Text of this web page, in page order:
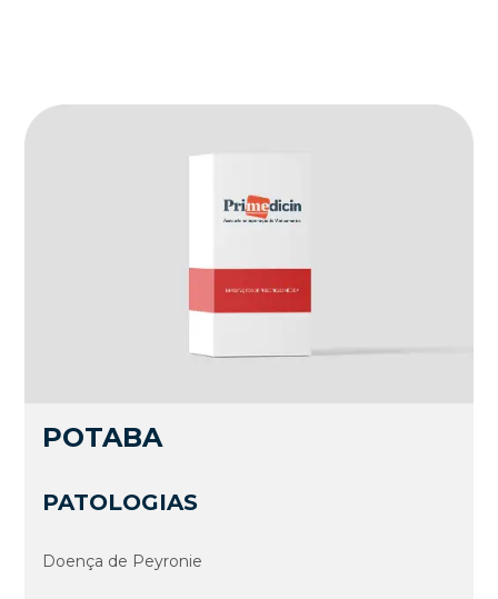
POTABA
PATOLOGIAS
Doença de Peyronie